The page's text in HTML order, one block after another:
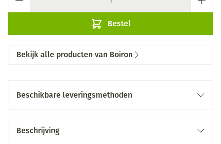
Bestel
Bekijk alle producten van Boiron
Beschikbare leveringsmethoden
Beschrijving